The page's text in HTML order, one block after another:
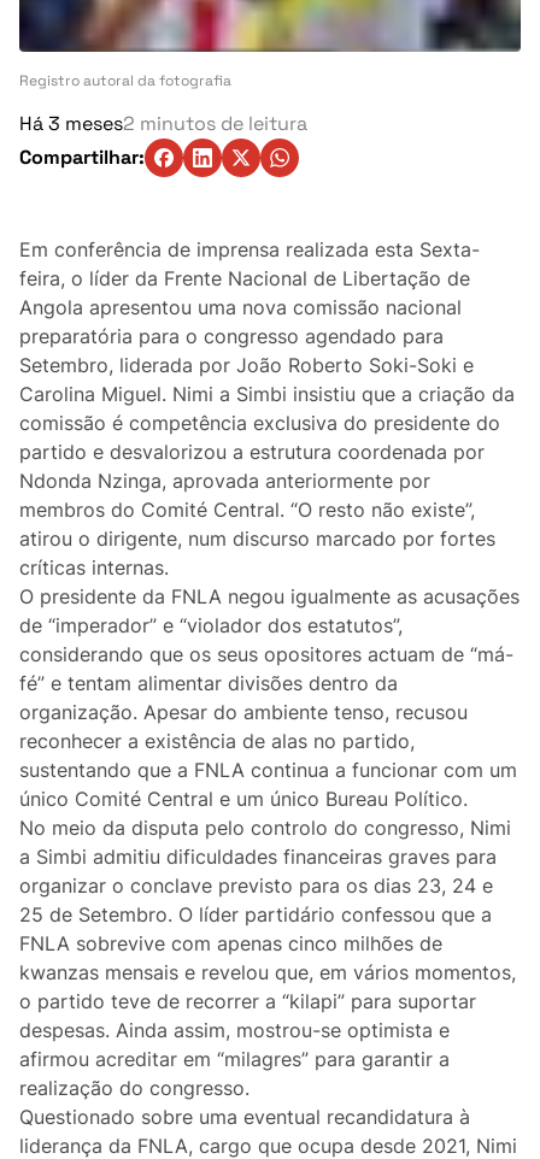
Ambiente
Matérias-Primas
Indústria
Auto
Agricultura
Vozes Pontuais
Lifestyle
Casa
Fama
Figuras
Orgulho ou Vergonha?
Vox Populi
Reportagem
Ensino Superior
Redes Sociais
Curiosidades
Entrevistas
Registro autoral da fotografia
Há 3 meses2 minutos de leitura
Compartilhar:
Em conferência de imprensa realizada esta Sexta-
feira, o líder da Frente Nacional de Libertação de
Angola apresentou uma nova comissão nacional
preparatória para o congresso agendado para
Setembro, liderada por João Roberto Soki-Soki e
Carolina Miguel. Nimi a Simbi insistiu que a criação da
comissão é competência exclusiva do presidente do
partido e desvalorizou a estrutura coordenada por
Ndonda Nzinga, aprovada anteriormente por
membros do Comité Central. “O resto não existe”,
atirou o dirigente, num discurso marcado por fortes
críticas internas.
O presidente da FNLA negou igualmente as acusações
de “imperador” e “violador dos estatutos”,
considerando que os seus opositores actuam de “má-
fé” e tentam alimentar divisões dentro da
organização. Apesar do ambiente tenso, recusou
reconhecer a existência de alas no partido,
sustentando que a FNLA continua a funcionar com um
único Comité Central e um único Bureau Político.
No meio da disputa pelo controlo do congresso, Nimi
a Simbi admitiu dificuldades financeiras graves para
organizar o conclave previsto para os dias 23, 24 e
25 de Setembro. O líder partidário confessou que a
FNLA sobrevive com apenas cinco milhões de
kwanzas mensais e revelou que, em vários momentos,
o partido teve de recorrer a “kilapi” para suportar
despesas. Ainda assim, mostrou-se optimista e
afirmou acreditar em “milagres” para garantir a
realização do congresso.
Questionado sobre uma eventual recandidatura à
liderança da FNLA, cargo que ocupa desde 2021, Nimi